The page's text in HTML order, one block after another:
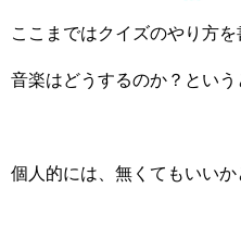
ここまではクイズのやり方
音楽はどうするのか？という
個人的には、無くてもいいか